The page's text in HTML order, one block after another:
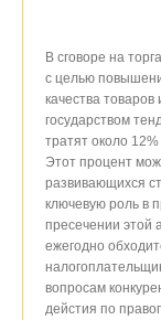
В сговоре на
с целью
качества
государством
тратят около
Этот процент
развивающихся
ключевую роль в
пресечении этой
ежегодно
вопросам
дейстия по